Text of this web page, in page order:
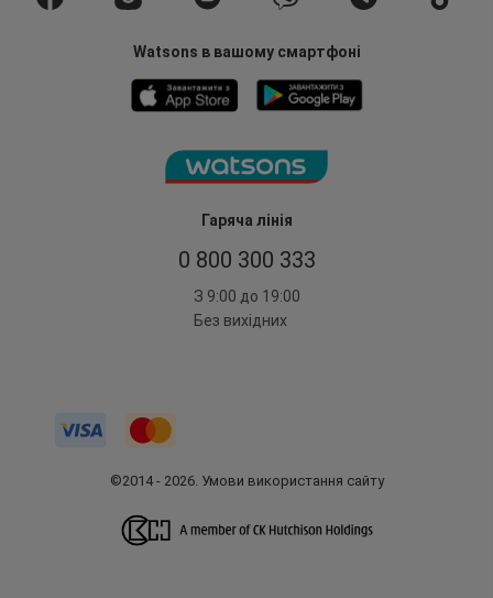
Гаряча лінія
0 800 300 333
З 9:00 до 19:00
Без вихідних
Watsons в вашому смартфоні
©2014 - 2026. Умови використання сайту